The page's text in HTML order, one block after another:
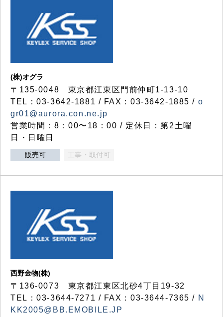
(株)オグラ
〒135-0048 東京都江東区門前仲町1-13-10
TEL：03-3642-1881 / FAX：03-3642-1885 / o
gr01@aurora.con.ne.jp
営業時間：8：00〜18：00 / 定休日：第2土曜
日・日曜日
販売可 工事・取付可
西野金物(株)
〒136-0073 東京都江東区北砂4丁目19-32
TEL：03‐3644‐7271 / FAX：03-3644-7365 / N
KK2005@BB.EMOBILE.JP